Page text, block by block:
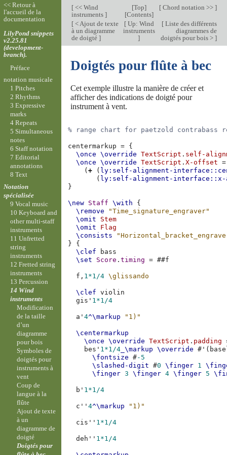
[<< Wind
instruments ]
[Top]
[Contents]
[Chord notation >> ]
[< Ajout de texte
à un diagramme
de doigté ]
[Up: Wind
instruments
]
[Liste des différents
diagrammes de
doigtés pour bois > ]
Doigtés pour flûte à bec
Cet exemple illustre la manière de créer et
afficher des indications de doigté pour
instrument à vent.
% range chart for paetzold contrabass
centermarkup = {
\once
\override TextScript . self-
\once
\override TextScript .X-offset
=
(+ ( ly:self-alignment-
( ly:self-alignment-interface::x-
}
\new Staff \with
{
\remove
"Time_signature_engraver"
\omit
Stem
\omit
Flag
\consists
}
{
\clef
bass
\set
Score .timing = ##f
f, 1*1/4 \glissando
\clef
violin
gis' 1*1/4
a'4^\markup "1)"
\centermarkup
\once
\override TextScript . padding
bes' 1*1/4 _\markup \override # ' (
\fontsize
#-5
\slashed-digit
#0 \finger 1
\finger 3 \finger 4 \finger 5
b' 1*1/4
c''4^\markup "1)"
cis'' 1*1/4
deh'' 1*1/4
<< Retour à
l'accueil de la
documentation
LilyPond snippets
v2.25.81
(development-
branch).
Préface
notation musicale
1 Pitches
2 Rhythms
3 Expressive
marks
4 Repeats
5 Simultaneous
notes
6 Staff notation
7 Editorial
annotations
8 Text
Notation
spécialisée
9 Vocal music
10 Keyboard and
other multi-staff
instruments
11 Unfretted
string
instruments
12 Fretted string
instruments
13 Percussion
14 Wind
instruments
Modification
de la taille
d’un
diagramme
pour bois
Symboles de
doigtés pour
instruments à
vent
Coup de
langue à la
flûte
Ajout de texte
à un
diagramme de
doigté
Doigtés pour